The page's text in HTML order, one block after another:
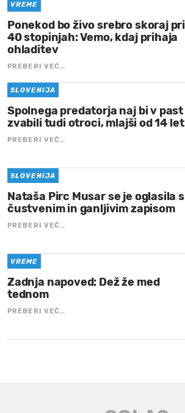
VREME
Ponekod bo živo srebro skoraj pri
40 stopinjah: Vemo, kdaj prihaja
ohladitev
PREBERI VEČ…
SLOVENIJA
Spolnega predatorja naj bi v past
zvabili tudi otroci, mlajši od 14 let
PREBERI VEČ…
SLOVENIJA
Nataša Pirc Musar se je oglasila s
čustvenim in ganljivim zapisom
PREBERI VEČ…
VREME
Zadnja napoved: Dež že med
tednom
PREBERI VEČ…